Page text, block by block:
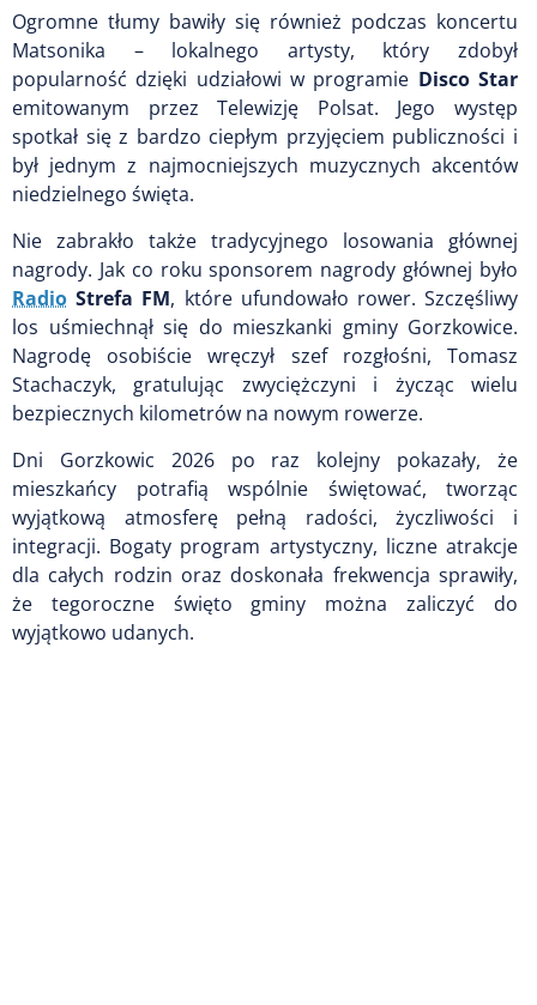
Ogromne tłumy bawiły się również podczas koncertu
Matsonika – lokalnego artysty, który zdobył
popularność dzięki udziałowi w programie Disco Star
emitowanym przez Telewizję Polsat. Jego występ
spotkał się z bardzo ciepłym przyjęciem publiczności i
był jednym z najmocniejszych muzycznych akcentów
niedzielnego święta.
Nie zabrakło także tradycyjnego losowania głównej
nagrody. Jak co roku sponsorem nagrody głównej było
Radio Strefa FM, które ufundowało rower. Szczęśliwy
los uśmiechnął się do mieszkanki gminy Gorzkowice.
Nagrodę osobiście wręczył szef rozgłośni, Tomasz
Stachaczyk, gratulując zwyciężczyni i życząc wielu
bezpiecznych kilometrów na nowym rowerze.
Dni Gorzkowic 2026 po raz kolejny pokazały, że
mieszkańcy potrafią wspólnie świętować, tworząc
wyjątkową atmosferę pełną radości, życzliwości i
integracji. Bogaty program artystyczny, liczne atrakcje
dla całych rodzin oraz doskonała frekwencja sprawiły,
że tegoroczne święto gminy można zaliczyć do
wyjątkowo udanych.